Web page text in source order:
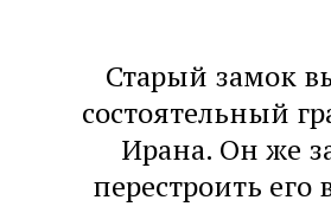
Старый замок
состоятельный
Ирана. Он же
перестроить его